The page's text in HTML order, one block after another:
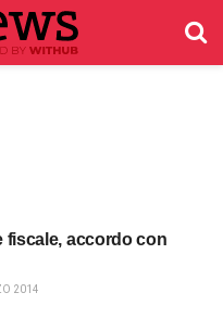
fiscale, accordo con
2014